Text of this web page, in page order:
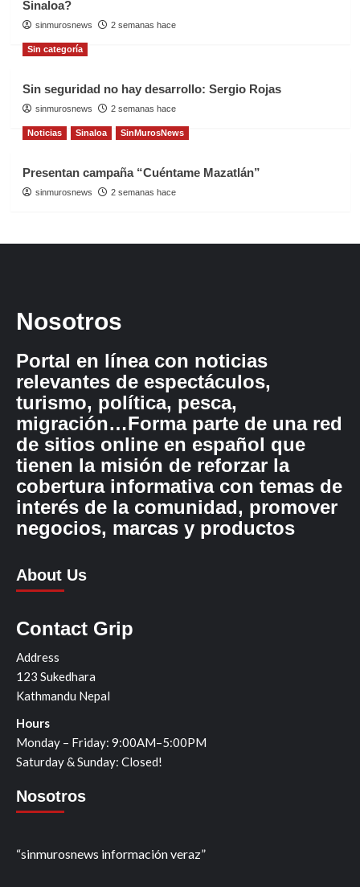
Sinaloa?
sinmurosnews 2 semanas hace
Sin categoría
Sin seguridad no hay desarrollo: Sergio Rojas
sinmurosnews 2 semanas hace
Noticias Sinaloa SinMurosNews
Presentan campaña “Cuéntame Mazatlán”
sinmurosnews 2 semanas hace
Nosotros
Portal en línea con noticias
relevantes de espectáculos,
turismo, política, pesca,
migración…Forma parte de una red
de sitios online en español que
tienen la misión de reforzar la
cobertura informativa con temas de
interés de la comunidad, promover
negocios, marcas y productos
About Us
Contact Grip
Address
123 Sukedhara
Kathmandu Nepal
Hours
Monday – Friday: 9:00AM–5:00PM
Saturday & Sunday: Closed!
Nosotros
“sinmurosnews información veraz”